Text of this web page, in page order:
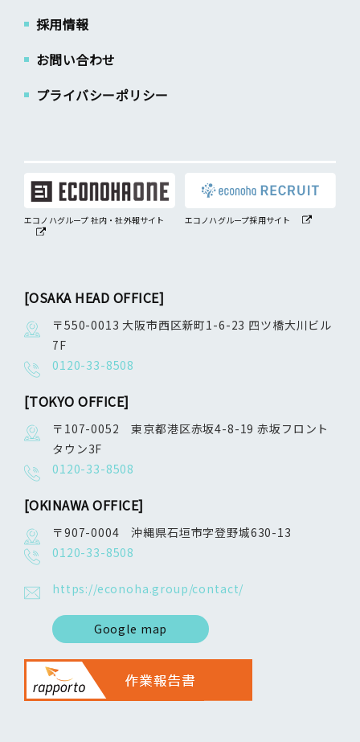
採用情報
お問い合わせ
プライバシーポリシー
エコノハグループ 社内・社外報サイト エコノハグループ採用サイト
[OSAKA HEAD OFFICE]
〒550-0013 大阪市西区新町1-6-23 四ツ橋大川ビル
7F
0120-33-8508
[TOKYO OFFICE]
〒107-0052 東京都港区赤坂4-8-19 赤坂フロント
タウン3F
0120-33-8508
[OKINAWA OFFICE]
〒907-0004 沖縄県石垣市字登野城630-13
0120-33-8508
https://econoha.group/contact/
Google map